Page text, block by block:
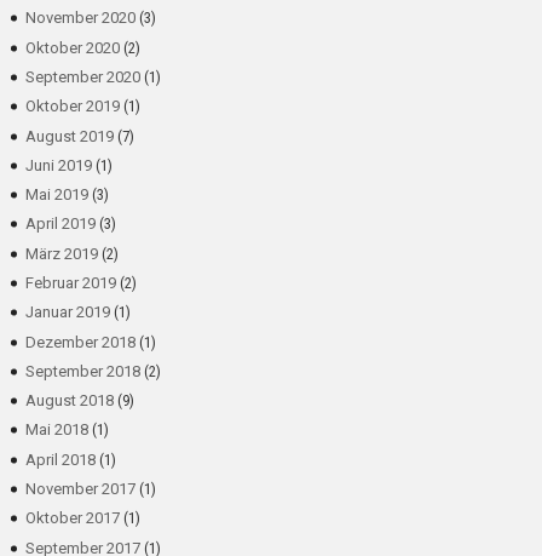
November 2020(3)
Oktober 2020(2)
September 2020(1)
Oktober 2019(1)
August 2019(7)
Juni 2019(1)
Mai 2019(3)
April 2019(3)
März 2019(2)
Februar 2019(2)
Januar 2019(1)
Dezember 2018(1)
September 2018(2)
August 2018(9)
Mai 2018(1)
April 2018(1)
November 2017(1)
Oktober 2017(1)
September 2017(1)